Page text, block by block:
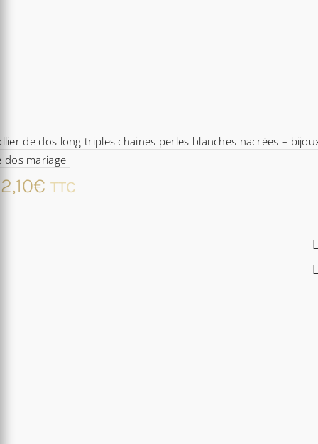
de dos long triples chaines perles blanches nacrées –
dos mariage
€ TTC